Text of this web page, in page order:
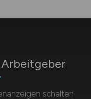
Arbeitgeber
schalten